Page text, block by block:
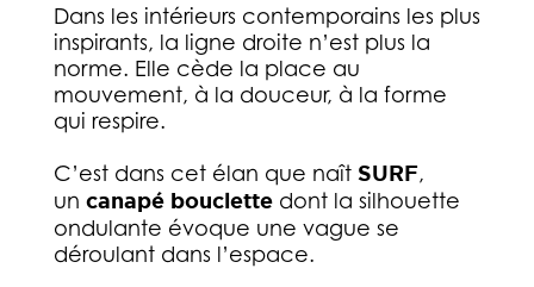
Dans les intérieurs contemporains les plus
inspirants, la ligne droite n’est plus la
norme. Elle cède la place au
mouvement, à la douceur, à la forme
qui respire.
C’est dans cet élan que naît SURF,
un canapé bouclettedont la silhouette
ondulante évoque une vague se
déroulant dans l’espace.